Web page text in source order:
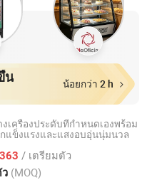
น น้อยกว่า 2 h
เครื่องประดับที่กำหนดเองพร้อม
แข็งแรงและแสงอบอุ่นนุ่มนวล
/ เตรียมตัว
(MOQ)
Co., Ltd.
ตราจาก 2026